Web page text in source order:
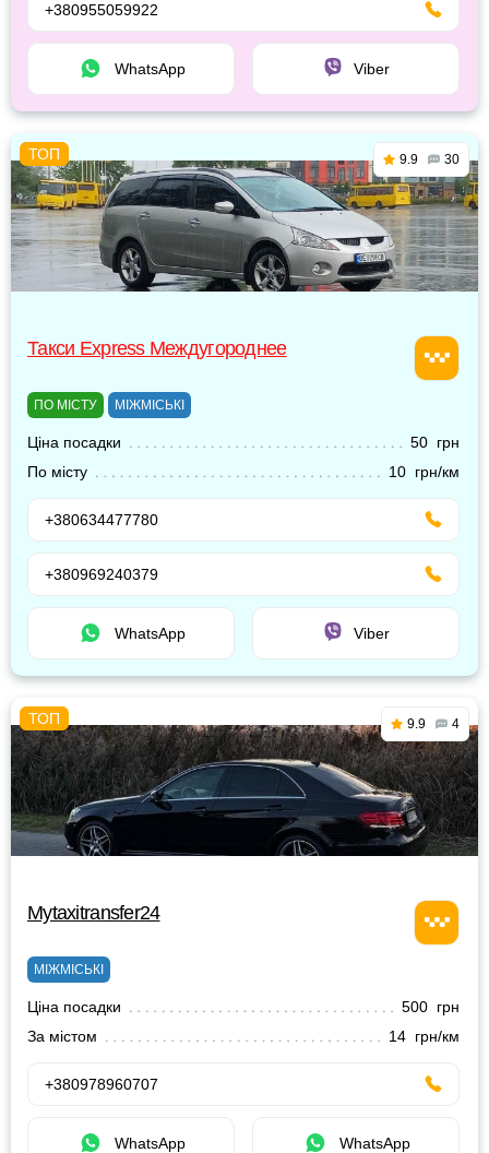
+380955059922
WhatsApp Viber
9.9 30
Такси Express Междугороднее
ПО МІСТУ МІЖМІСЬКІ
Ціна посадки
50 грн
По місту
10 грн/км
+380634477780
+380969240379
WhatsApp Viber
9.9 4
Mytaxitransfer24
МІЖМІСЬКІ
Ціна посадки
500 грн
За містом
14 грн/км
+380978960707
WhatsApp WhatsApp